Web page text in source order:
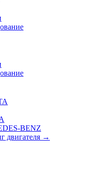
BENZ
двигателя →